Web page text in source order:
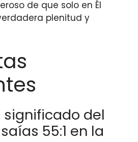
de que solo en Él
plenitud y
significado del
55:1 en la